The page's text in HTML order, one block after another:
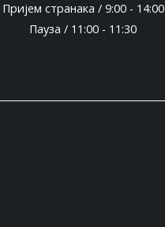
Пријем странака / 9:00 - 14:00
Пауза / 11:00 - 11:30